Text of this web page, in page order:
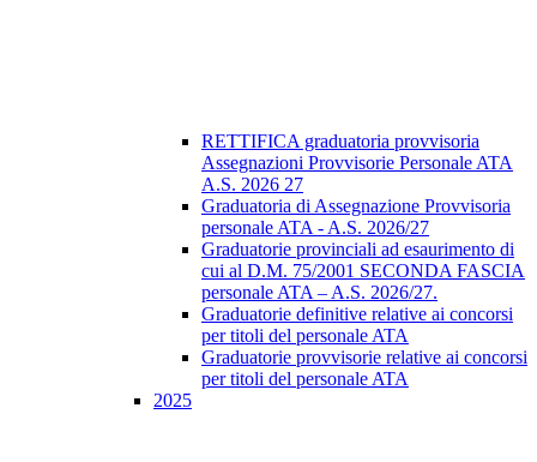
RETTIFICA graduatoria provvisoria
Assegnazioni Provvisorie Personale ATA
A.S. 2026 27
Graduatoria di Assegnazione Provvisoria
personale ATA - A.S. 2026/27
Graduatorie provinciali ad esaurimento di
cui al D.M. 75/2001 SECONDA FASCIA
personale ATA – A.S. 2026/27.
Graduatorie definitive relative ai concorsi
per titoli del personale ATA
Graduatorie provvisorie relative ai concorsi
per titoli del personale ATA
2025